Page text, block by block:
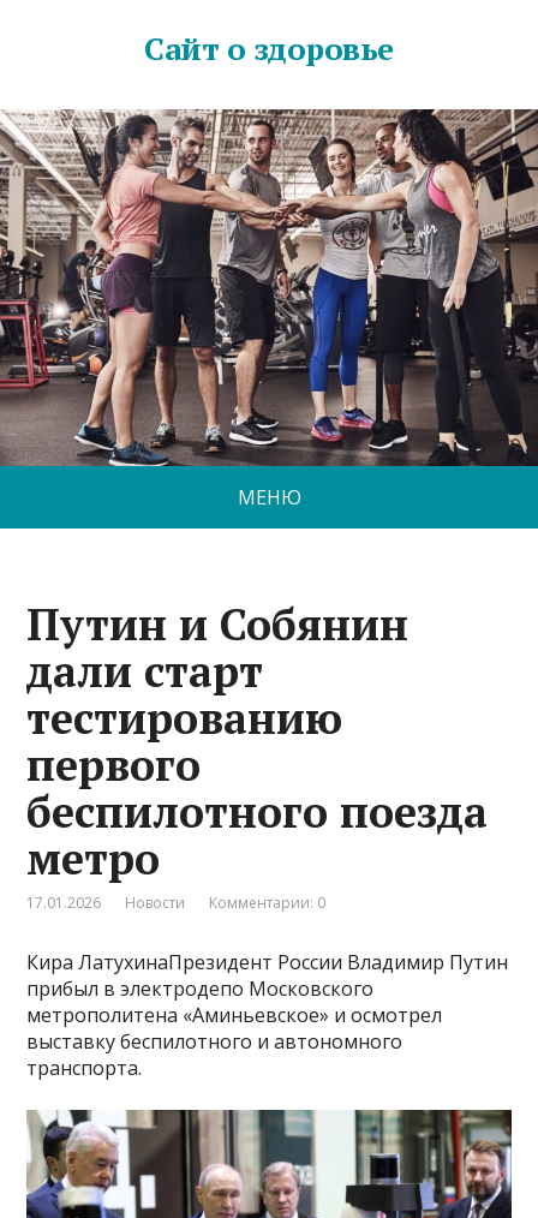
Сайт о здоровье
МЕНЮ
Путин и Собянин
дали старт
тестированию
первого
беспилотного поезда
метро
17.01.2026 Новости Комментарии: 0
Кира ЛатухинаПрезидент России Владимир Путин
прибыл в электродепо Московского
метрополитена «Аминьевское» и осмотрел
выставку беспилотного и автономного
транспорта.